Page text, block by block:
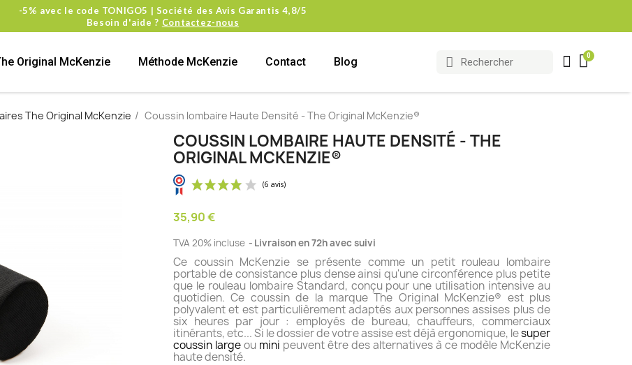
-5% avec le code TONIGO5 | Société des Avis Garantis 4,8/5
Besoin d'aide ? Contactez-nous
Original McKenzie Méthode McKenzie Contact Blog
The Original McKenzie Coussin lombaire Haute Densité - The Original McKenzie®
COUSSIN LOMBAIRE HAUTE DENSITÉ - THE
ORIGINAL MCKENZIE®
35,90 €
TVA 20% incluse Livraison en 72h avec suivi
Ce coussin McKenzie se présente comme un petit rouleau lombaire
portable de consistance plus dense ainsi qu'une circonférence plus petite
que le rouleau lombaire Standard, conçu pour une utilisation intensive au
quotidien. Ce coussin de la marque The Original McKenzie® est plus
polyvalent et est particulièrement adaptés aux personnes assises plus de
six heures par jour : employés de bureau, chauffeurs, commerciaux
itinérants, etc... Si le dossier de votre assise est déjà ergonomique, lesuper
coussin largeou mini peuvent être des alternatives à ce modèle McKenzie
haute densité.